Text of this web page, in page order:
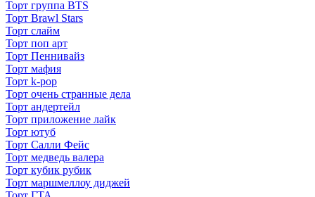
Торт группа BTS
Торт Brawl Stars
Торт слайм
Торт поп арт
Торт Пеннивайз
Торт мафия
Торт k-pop
Торт очень странные дела
Торт андертейл
Торт приложение лайк
Торт ютуб
Торт Салли Фейс
Торт медведь валера
Торт кубик рубик
Торт маршмеллоу диджей